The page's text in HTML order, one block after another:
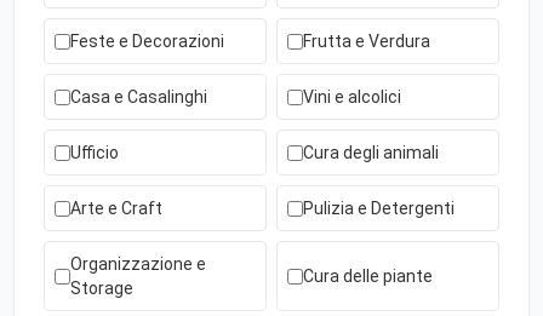
Feste e Decorazioni Frutta e Verdura
Casa e Casalinghi Vini e alcolici
Ufficio Cura degli animali
Arte e Craft Pulizia e Detergenti
Organizzazione e
Storage
Cura delle piante